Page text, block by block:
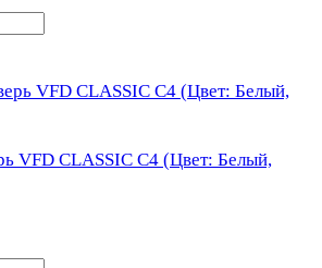
VFD CLASSIC С4 (Цвет: Белый,